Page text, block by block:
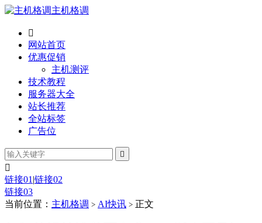
主机格调

网站首页
优惠促销
主机测评
技术教程
服务器大全
站长推荐
全站标签
广告位


链接01 |链接02
链接03
当前位置： 主机格调 > AI快讯 > 正文